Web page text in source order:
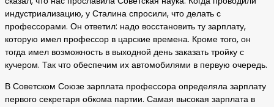
индустриализацию, у Сталина спросили, что делать с
профессорами. Он ответил: надо восстановить ту зарплату,
которую имел профессор в царские времена. Кроме того, он
тогда имел возможность в выходной день заказать тройку с
кучером. Так что обеспечим их автомобилями в первую очередь.
В Советском Союзе зарплата профессора определяла зарплату
первого секретаря обкома партии. Самая высокая зарплата в